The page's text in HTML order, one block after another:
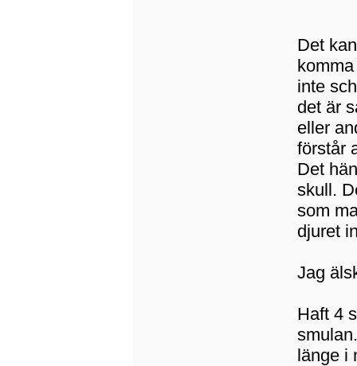
Det
inte
det är
eller
förstår
Det
skull.
som
djuret
Jag
Haft 4
länge i